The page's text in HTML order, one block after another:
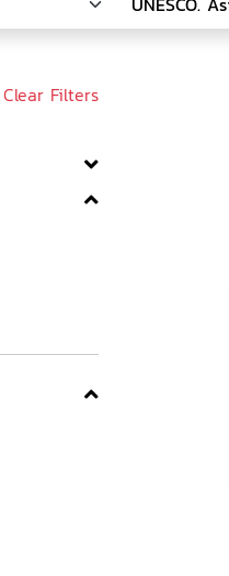
Clear Filters